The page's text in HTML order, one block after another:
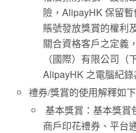
險，AlipayHK 保留
賬號發放獎賞的權利
關合資格客戶之定義
（國際）有限公司
AlipayHK 之電腦紀錄
禮券/獎賞的使用解釋如下
基本獎賞：基本獎賞
商戶印花禮券、平台